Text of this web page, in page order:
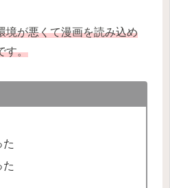
境が悪くて漫画を読み込め
す。
た
た